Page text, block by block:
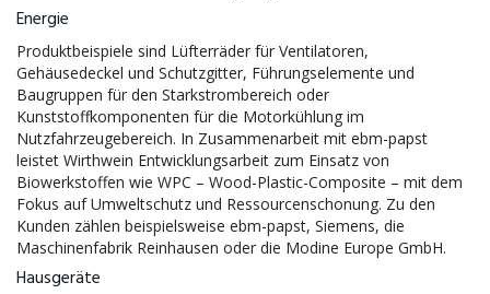
Energie
Produktbeispiele sind Lüfterräder für Ventilatoren,
Gehäusedeckel und Schutzgitter, Führungselemente und
Baugruppen für den Starkstrombereich oder
Kunststoffkomponenten für die Motorkühlung im
Nutzfahrzeugebereich. In Zusammenarbeit mit ebm-papst
leistet Wirthwein Entwicklungsarbeit zum Einsatz von
Biowerkstoffen wie WPC – Wood-Plastic-Composite – mit dem
Fokus auf Umweltschutz und Ressourcenschonung. Zu den
Kunden zählen beispielsweise ebm-papst, Siemens, die
Maschinenfabrik Reinhausen oder die Modine Europe GmbH.
Hausgeräte